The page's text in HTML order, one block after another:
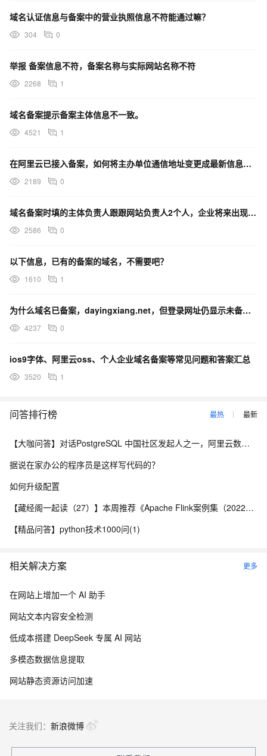
域名认证信息与备案中的营业执照信息不符能通过嘛？
304 0
举报 备案信息不符，备案名称与实际网站名称不符
2268 1
域名备案提示备案主体信息不一致。
4521 1
在阿里云已接入备案，如何将主办单位通信地址变更成最新信息？操作步骤有哪些？
2189 0
域名备案时填的主体负责人跟跟网站负责人2个人，企业将来出现经营风险谁承担
2586 0
以下信息，已有的备案的域名，不需要吧？
1610 1
为什么域名已备案，dayingxiang.net，但登录网址仍显示未备案？
4237 0
ios9字体、阿里云oss、个人企业域名备案等常见问题和答案汇总
3520 1
问答排行榜 最热 最新
【大咖问答】对话PostgreSQL 中国社区发起人之一，阿里云数据库高级专家 德哥
据说在家办公的程序员是这样写代码的？
如何升级配置
【藏经阁一起读（27）】本周推荐《Apache Flink案例集（2022版）》，你有哪些心得？
【精品问答】python技术1000问(1)
相关解决方案 更多
在网站上增加一个 AI 助手
网站文本内容安全检测
低成本搭建 DeepSeek 专属 AI 网站
多模态数据信息提取
网站静态资源访问加速
关注我们： 新浪微博